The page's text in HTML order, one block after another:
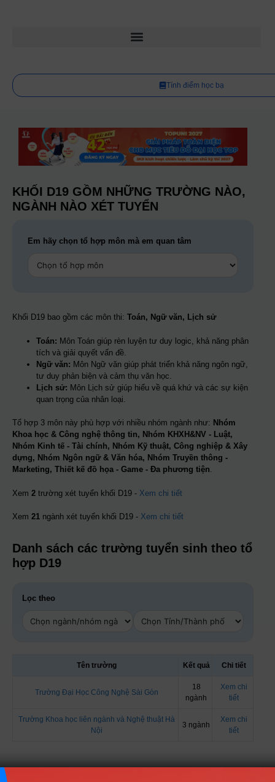
Tính điểm học bạ
KHỐI D19 GỒM NHỮNG TRƯỜNG NÀO,
NGÀNH NÀO XÉT TUYỂN
Em hãy chọn tổ hợp môn mà em quan tâm
Khối D19 bao gồm các môn thi: Toán, Ngữ văn, Lịch sử
Toán: Môn Toán giúp rèn luyện tư duy logic, khả năng phân
tích và giải quyết vấn đề.
Ngữ văn: Môn Ngữ văn giúp phát triển khả năng ngôn ngữ,
tư duy phản biện và cảm thụ văn học.
Lịch sử: Môn Lịch sử giúp hiểu về quá khứ và các sự kiện
quan trọng của nhân loại.
Tổ hợp 3 môn này phù hợp với nhiều nhóm ngành như: Nhóm
Khoa học & Công nghệ thông tin, Nhóm KHXH&NV - Luật,
Nhóm Kinh tế - Tài chính, Nhóm Kỹ thuật, Công nghiệp & Xây
dựng, Nhóm Ngôn ngữ & Văn hóa, Nhóm Truyền thông -
Marketing, Thiết kế đồ họa - Game - Đa phương tiện.
Xem 2 trường xét tuyển khối D19 - Xem chi tiết
Xem 21 ngành xét tuyển khối D19 - Xem chi tiết
Danh sách các trường tuyển sinh theo tổ
hợp D19
Lọc theo
Tên trường Kết quả Chi tiết
Trường Đại Học Công Nghệ Sài Gòn
18
ngành
Xem chi
tiết
Trường Khoa học liên ngành và Nghệ thuật Hà
Nội
3 ngành
Xem chi
tiết